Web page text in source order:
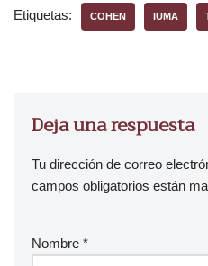
u
Etiquetas: COHEN IUMA
Deja una respuesta
Tu dirección de correo
campos obligatorios están
Nombre *